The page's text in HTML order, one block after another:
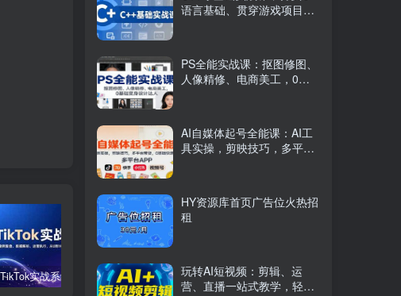
TikTok实战系统课，案例复盘、数据解析、运营执行，从0到1构建千万级电商体系（更新） C++零基础实战课，夯实C语言基础、贯穿游戏项目、掌握开发思维，学成可挑战月薪15K+岗位
语言基础、贯穿游戏项目、
PS全能实战课：抠图修图、
人像精修、电商美工，0基
AI自媒体起号全能课：AI工
具实操，剪映技巧，多平台
HY资源库首页广告位火热招
租
玩转AI短视频：剪辑、运
营、直播一站式教学，轻松